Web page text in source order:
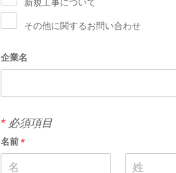
新規工事について
その他に関するお問い合わせ
企業名
* 必須項目
名前 *